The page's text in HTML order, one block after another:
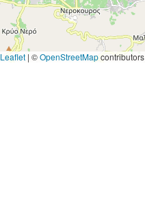
Leaflet | ©OpenStreetMapcontributors